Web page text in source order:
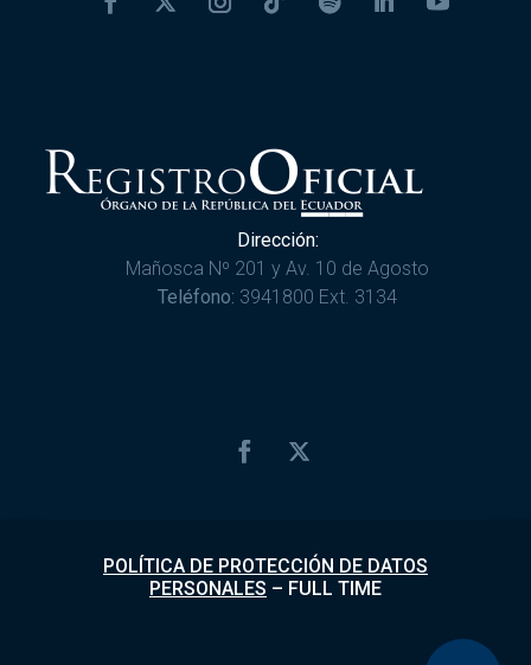
Dirección:
Mañosca Nº 201 y Av. 10 de Agosto
Teléfono: 3941800 Ext. 3134
POLÍTICA DE PROTECCIÓN DE DATOS
PERSONALES – FULL TIME